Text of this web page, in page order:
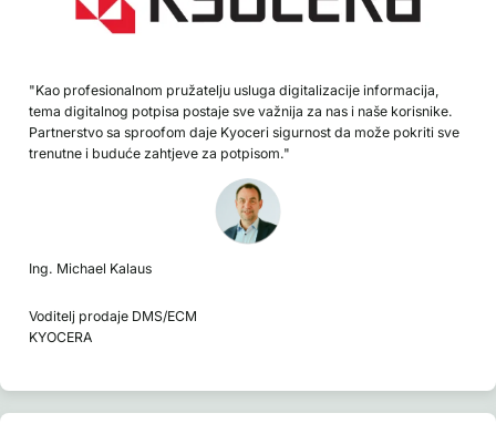
"Kao profesionalnom pružatelju usluga digitalizacije informacija,
tema digitalnog potpisa postaje sve važnija za nas i naše korisnike.
Partnerstvo sa sproofom daje Kyoceri sigurnost da može pokriti sve
trenutne i buduće zahtjeve za potpisom."
Ing. Michael Kalaus
Voditelj prodaje DMS/ECM
KYOCERA